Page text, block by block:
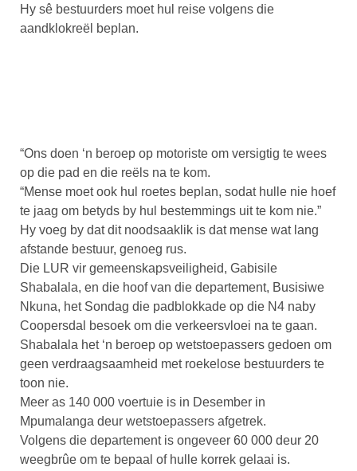
Hy sê bestuurders moet hul reise volgens die
aandklokreël beplan.
“Ons doen ‘n beroep op motoriste om versigtig te wees
op die pad en die reëls na te kom.
“Mense moet ook hul roetes beplan, sodat hulle nie hoef
te jaag om betyds by hul bestemmings uit te kom nie.”
Hy voeg by dat dit noodsaaklik is dat mense wat lang
afstande bestuur, genoeg rus.
Die LUR vir gemeenskapsveiligheid, Gabisile
Shabalala, en die hoof van die departement, Busisiwe
Nkuna, het Sondag die padblokkade op die N4 naby
Coopersdal besoek om die verkeersvloei na te gaan.
Shabalala het ‘n beroep op wetstoepassers gedoen om
geen verdraagsaamheid met roekelose bestuurders te
toon nie.
Meer as 140 000 voertuie is in Desember in
Mpumalanga deur wetstoepassers afgetrek.
Volgens die departement is ongeveer 60 000 deur 20
weegbrûe om te bepaal of hulle korrek gelaai is.